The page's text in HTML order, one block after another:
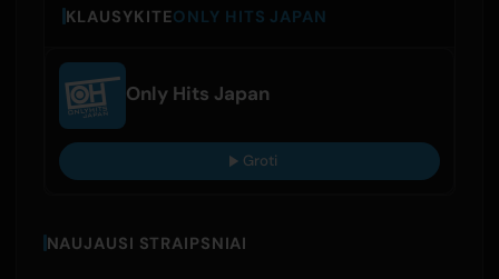
KLAUSYKITEONLY HITS JAPAN
Only Hits Japan
Groti
NAUJAUSI STRAIPSNIAI